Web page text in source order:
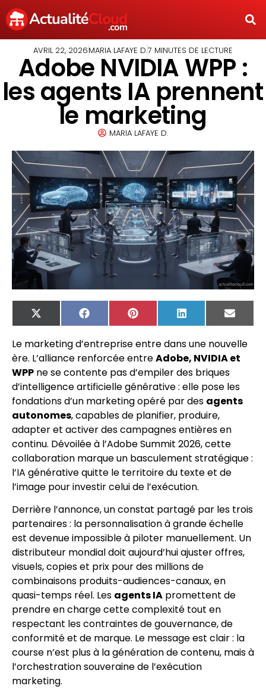
AVRIL 22, 2026MARIA LAFAYE D.7 MINUTES DE LECTURE
Adobe NVIDIA WPP :
les agents IA prennent
le marketing
MARIA LAFAYE D.
X
(Twitter)
FacebookPinterest LinkedIn
Email
Le marketing d’entreprise entre dans une nouvelle
ère. L’alliance renforcée entreAdobe, NVIDIA et
WPP ne se contente pas d’empiler des briques
d’intelligence artificielle générative : elle pose les
fondations d’un marketing opéré par des agents
autonomes, capables de planifier, produire,
adapter et activer des campagnes entières en
continu. Dévoilée à l’Adobe Summit 2026, cette
collaboration marque un basculement stratégique :
l’IA générative quitte le territoire du texte et de
l’image pour investir celui de l’exécution.
Derrière l’annonce, un constat partagé par les trois
partenaires : la personnalisation à grande échelle
est devenue impossible à piloter manuellement. Un
distributeur mondial doit aujourd’hui ajuster offres,
visuels, copies et prix pour des millions de
combinaisons produits-audiences-canaux, en
quasi-temps réel. Les agents IA promettent de
prendre en charge cette complexité tout en
respectant les contraintes de gouvernance, de
conformité et de marque. Le message est clair : la
course n’est plus à la génération de contenu, mais à
l’orchestration souveraine de l’exécution
marketing.